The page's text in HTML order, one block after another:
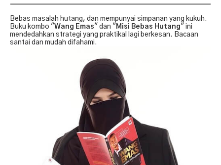
Bebas masalah hutang, dan mempunyai simpanan yang kukuh.
Buku kombo "Wang Emas" dan " Misi Bebas Hutang" ini
mendedahkan strategi yang praktikal lagi berkesan. Bacaan
santai dan mudah difahami.